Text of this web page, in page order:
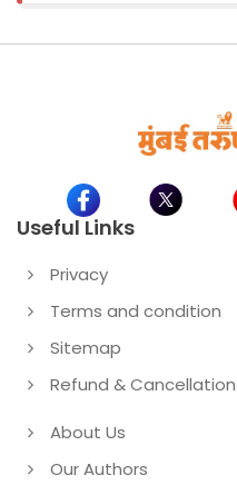
Useful Links
Privacy
Terms and condition
Sitemap
Refund & Cancellation
About Us
Our Authors